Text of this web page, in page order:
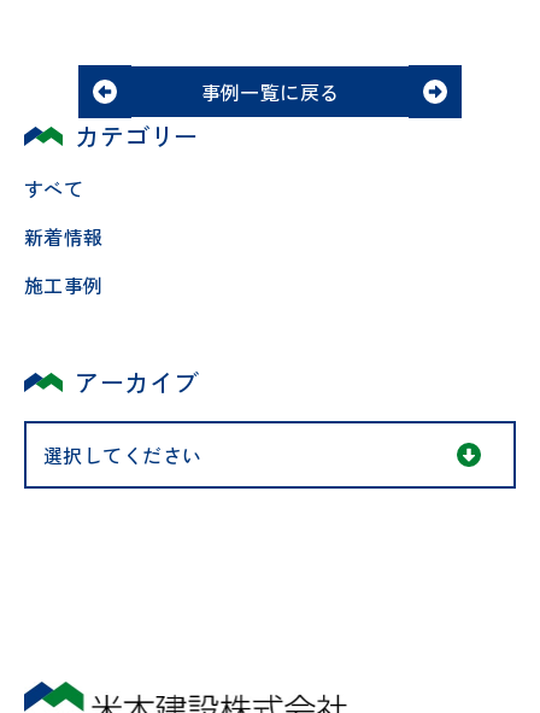
事例一覧に戻る
カテゴリー
すべて
新着情報
施工事例
アーカイブ